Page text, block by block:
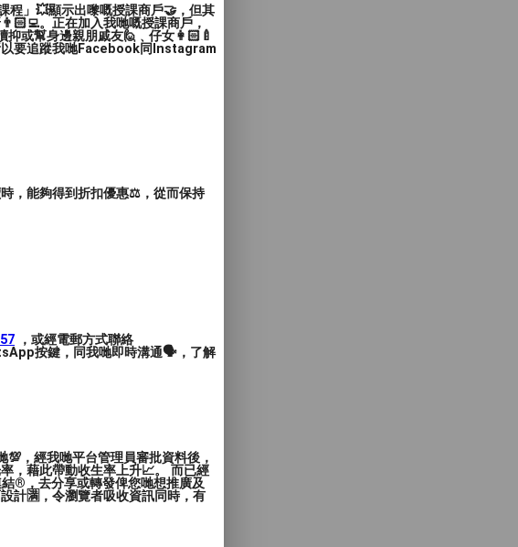
的
教材，
底的夏
$
提琴。
和私
分的成
程」💥顯示出嚟嘅授課商戶🤝，但其
。正在加入我哋嘅授課商戶，
或幫身邊親朋戚友🙋﹑仔女👩🏻‍🍼
以要追蹤我哋Facebook同Instagram
，能夠得到折扣優惠⚖️，從而保持
，或經電郵方式聯絡
按鍵，同我哋即時溝通🗣️，了解
💯，經我哋平台管理員審批資料後，
，藉此帶動收生率上升📈。 而已經
®️，去分享或轉發俾您哋想推廣及
計🈵，令瀏覽者吸收資訊同時，有